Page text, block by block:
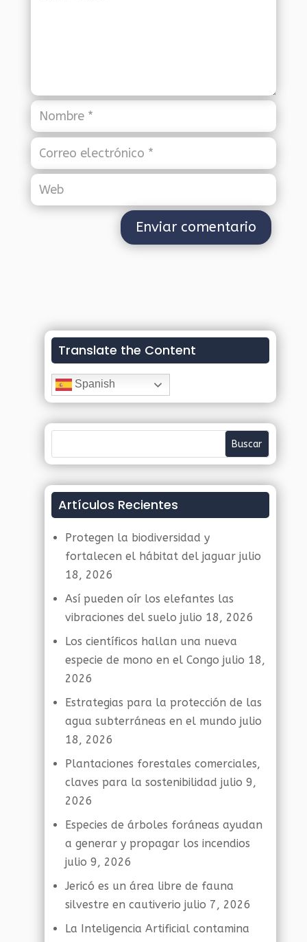
Translate the Content
Spanish
Artículos Recientes
Protegen la biodiversidad y
fortalecen el hábitat del jaguar julio
18, 2026
Así pueden oír los elefantes las
vibraciones del suelo julio 18, 2026
Los científicos hallan una nueva
especie de mono en el Congo julio 18,
2026
Estrategias para la protección de las
agua subterráneas en el mundo julio
18, 2026
Plantaciones forestales comerciales,
claves para la sostenibilidad julio 9,
2026
Especies de árboles foráneas ayudan
a generar y propagar los incendios
julio 9, 2026
Jericó es un área libre de fauna
silvestre en cautiverio julio 7, 2026
La Inteligencia Artificial contamina